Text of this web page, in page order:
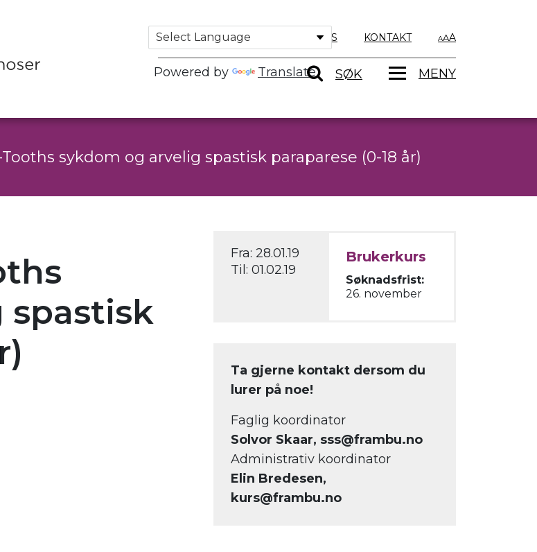
Powered by Translate
OM OSS KONTAKT A
SØK MENY
sykdom og arvelig spastisk paraparese (0-18 år)
spastisk
Fra: 28.01.19
Til: 01.02.19
Brukerkurs
Søknadsfrist:
26. november
Ta gjerne kontakt dersom du
lurer på noe!
Faglig koordinator
Solvor Skaar, sss@frambu.no
Administrativ koordinator
Elin Bredesen,
kurs@frambu.no